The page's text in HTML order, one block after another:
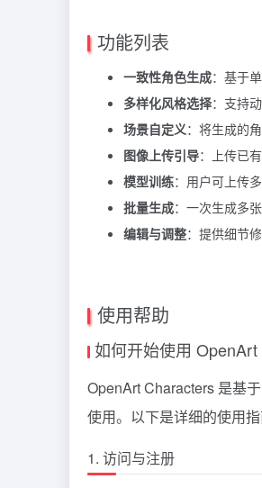
功能列表
一致性角色生成：基于
多样化风格选择：支持
场景自定义：将生成的
图像上传引导：上传已
模型训练：用户可上传
批量生成：一次生成多
编辑与调整：提供细节
使用帮助
如何开始使用
OpenArt Characters 是基
使用。以下是详细的使用
1. 访问与注册